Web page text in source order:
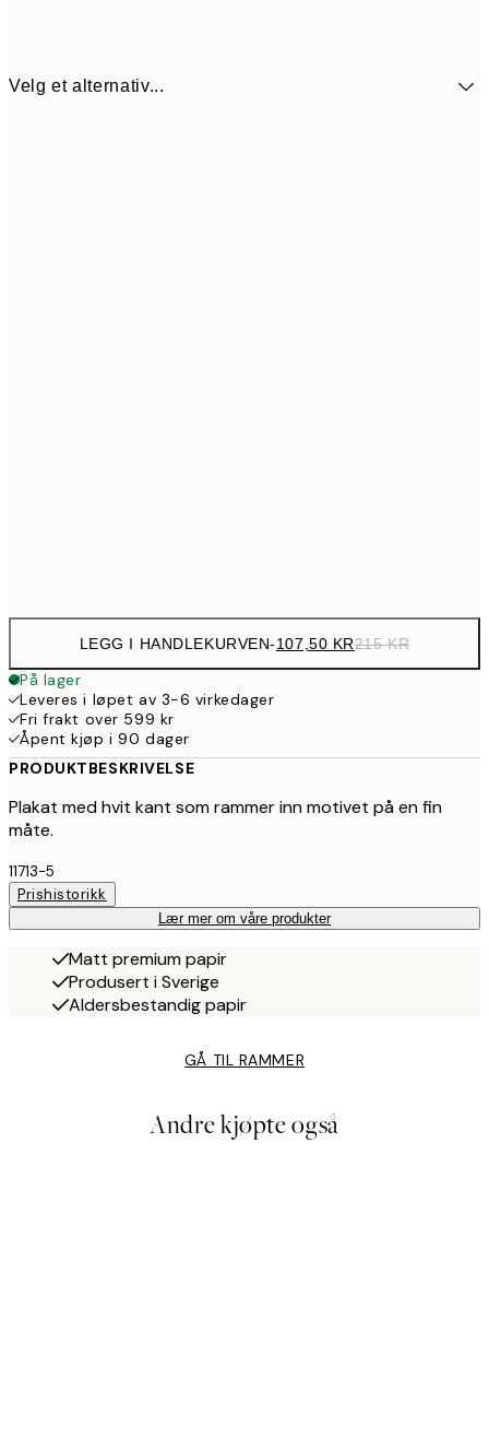
Velg et alternativ...
LEGG I HANDLEKURVEN-107,50 KR215 KR
På lager
Leveres i løpet av 3-6 virkedager
Fri frakt over 599 kr
Åpent kjøp i 90 dager
PRODUKTBESKRIVELSE
Plakat med hvit kant som rammer inn motivet på en fin
måte.
11713-5
Prishistorikk
Lær mer om våre produkter
Matt premium papir
Produsert i Sverige
Aldersbestandig papir
GÅ TIL RAMMER
Andre kjøpte også